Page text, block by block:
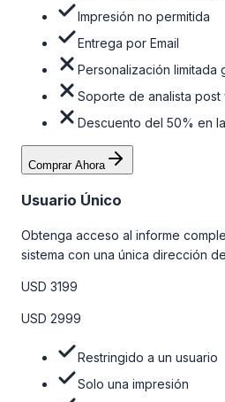
Impresión no permitida
Entrega por Email
Personalización limitada
Soporte de analista post
Descuento del 50% en
Comprar Ahora
Usuario Único
Obtenga acceso al informe
sistema con una única dirección
la tabla de precios a continuación.
USD 3199
USD 2999
Restringido a un usuario
Solo una impresión